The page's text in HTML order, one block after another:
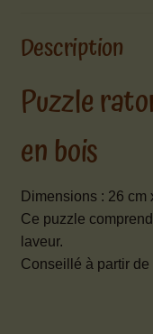
Description
Puzzle
en bois
Dimensions : 26 cm
Ce puzzle
laveur.
Conseillé à partir de